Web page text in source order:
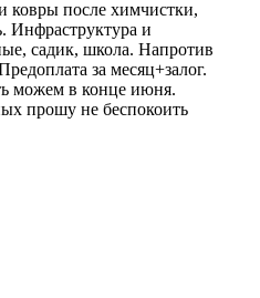
ковры после химчистки,
Инфраструктура и
садик, школа. Напротив
за месяц+залог.
можем в конце июня.
прошу не беспокоить